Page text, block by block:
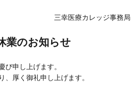
三幸医療カレッジ事務局
業のお知らせ
び申し上げます。
、厚く御礼申し上げます。